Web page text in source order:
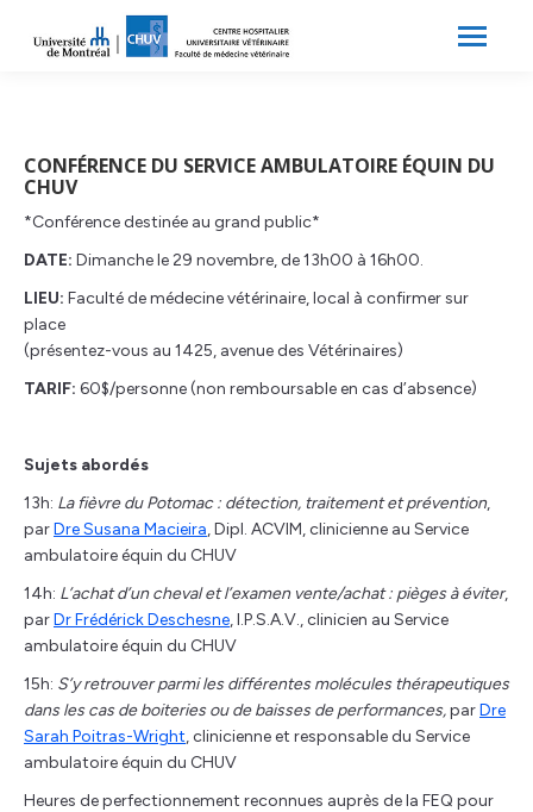
CONFÉRENCE DU SERVICE AMBULATOIRE ÉQUIN DU
CHUV
*Conférence destinée au grand public*
DATE: Dimanche le 29 novembre, de 13h00 à 16h00.
LIEU: Faculté de médecine vétérinaire, local à confirmer sur
place
(présentez-vous au 1425, avenue des Vétérinaires)
TARIF: 60$/personne (non remboursable en cas d’absence)
Sujets abordés
13h: La fièvre du Potomac : détection, traitement et prévention,
parDre Susana Macieira, Dipl. ACVIM, clinicienne au Service
ambulatoire équin du CHUV
14h: L’achat d’un cheval et l’examen vente/achat : pièges à éviter,
parDr Frédérick Deschesne, I.P.S.A.V., clinicien au Service
ambulatoire équin du CHUV
15h: S’y retrouver parmi les différentes molécules thérapeutiques
dans les cas de boiteries ou de baisses de performances,parDre
Sarah Poitras-Wright, clinicienne et responsable du Service
ambulatoire équin du CHUV
Heures de perfectionnement reconnues auprès de la FEQ pour